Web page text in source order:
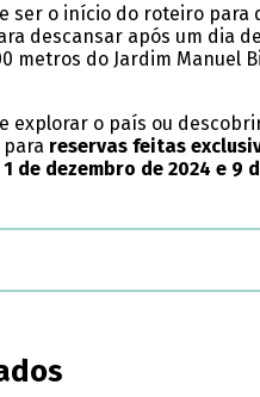
ser o início do roteiro para
descansar após um dia
metros do Jardim Manuel
explorar o país ou
reservas feitas
de dezembro de 2024 e 9